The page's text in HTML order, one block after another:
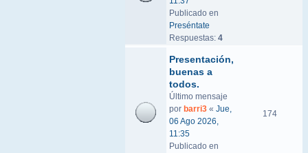
Publicado en
Preséntate
Respuestas: 4
Presentación,
buenas a
todos.
Último mensaje
por barri3 « Jue,
06 Ago 2026,
11:35
Publicado en
174